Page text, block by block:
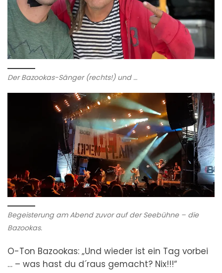
Der Bazookas-Sänger (rechts!) und …
Begeisterung am Abend zuvor auf der Seebühne – die
Bazookas.
O-Ton Bazookas: „Und wieder ist ein Tag vorbei
… – was hast du d´raus gemacht? Nix!!!“